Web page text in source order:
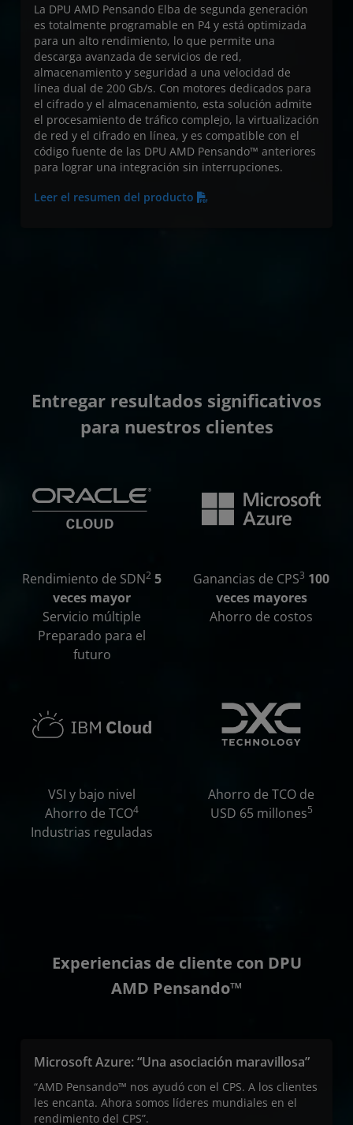
La DPU AMD Pensando Elba de segunda generación
es totalmente programable en P4 y está optimizada
para un alto rendimiento, lo que permite una
descarga avanzada de servicios de red,
almacenamiento y seguridad a una velocidad de
línea dual de 200 Gb/s. Con motores dedicados para
el cifrado y el almacenamiento, esta solución admite
el procesamiento de tráfico complejo, la virtualización
de red y el cifrado en línea, y es compatible con el
código fuente de las DPU AMD Pensando™ anteriores
para lograr una integración sin interrupciones.
Leer el resumen del producto
Entregar resultados significativos
para nuestros clientes
Rendimiento de SDN2 5
veces mayor
Servicio múltiple
Preparado para el
futuro
Ganancias de CPS3 100
veces mayores
Ahorro de costos
VSI y bajo nivel
Ahorro de TCO4
Industrias reguladas
Ahorro de TCO de
USD 65 millones5
Experiencias de cliente con DPU
AMD Pensando™
Microsoft Azure: “Una asociación maravillosa”
“AMD Pensando™ nos ayudó con el CPS. A los clientes
les encanta. Ahora somos líderes mundiales en el
rendimiento del CPS”.